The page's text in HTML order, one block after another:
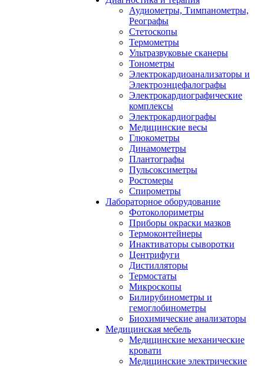
Аудиометры, Тимпанометры,
Реографы
Стетоскопы
Термометры
Ультразвуковые сканеры
Тонометры
Электрокардиоанализаторы и
Электроэнцефалографы
Электрокардиографические
комплексы
Электрокардиографы
Медицинские весы
Глюкометры
Динамометры
Плантографы
Пульсоксиметры
Ростомеры
Спирометры
Лабораторное оборудование
Фотоколориметры
Приборы окраски мазков
Термоконтейнеры
Инактиваторы сыворотки
Центрифуги
Дистилляторы
Термостаты
Микроскопы
Билирубинометры и
гемоглобинометры
Биохимические анализаторы
Медицинская мебель
Медицинские механические
кровати
Медицинские электрические